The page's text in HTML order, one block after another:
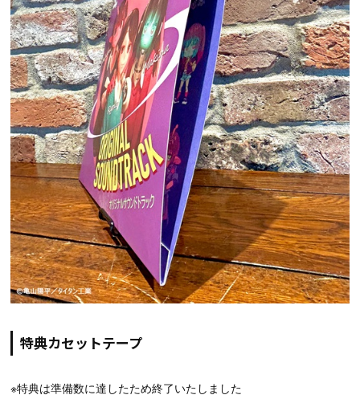
特典カセットテープ
※特典は準備数に達したため終了いたしました